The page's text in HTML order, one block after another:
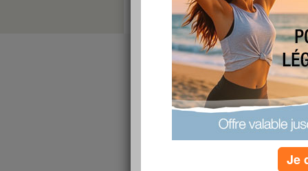
bonjour je me decide enfin a revenir apres
et oui tout mes kilos perdu pour rien car j'ai
apres avoir frloé les 68/69 kg je pese
75kg
en surpoid au
lire la suite
Je